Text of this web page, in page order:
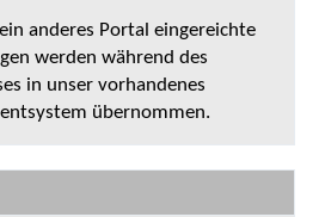
anderes Portal eingereichte
werden während des
in unser vorhandenes
übernommen.